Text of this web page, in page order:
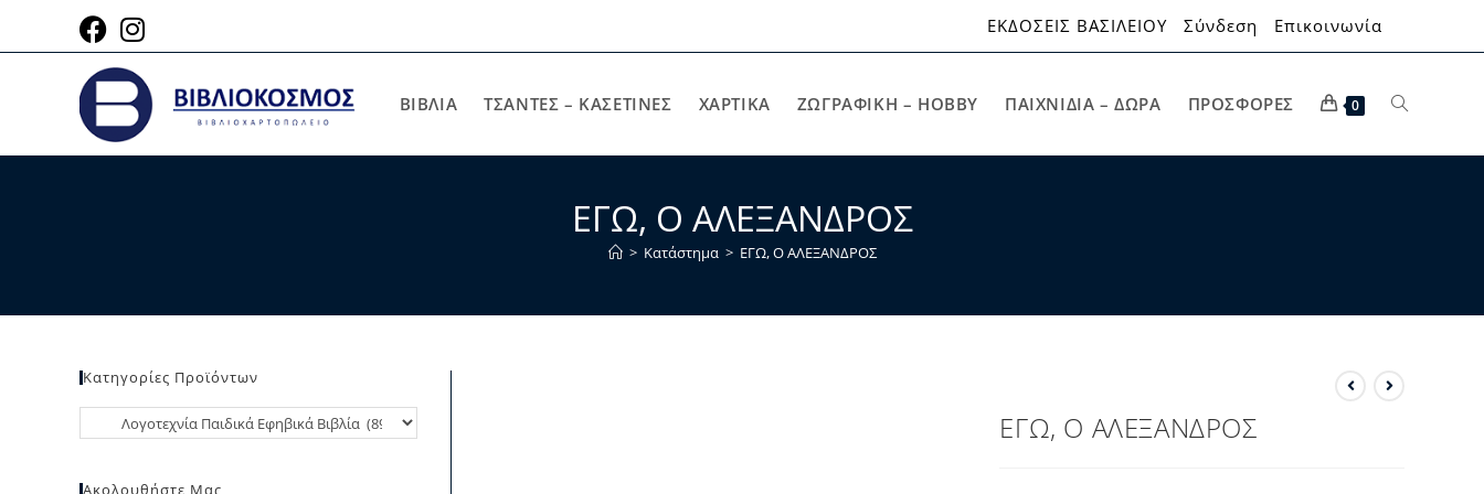
ΕΚΔΟΣΕΙΣ ΒΑΣΙΛΕΙΟΥ Σύνδεση Επικοινωνία
ΒΙΒΛΙΑ ΤΣΑΝΤΕΣ – ΚΑΣΕΤΙΝΕΣ ΧΑΡΤΙΚΆ ΖΩΓΡΑΦΙΚΉ – HOBBY ΠΑΙΧΝΊΔΙΑ – ΔΏΡΑ ΠΡΟΣΦΟΡΈΣ 0
ΕΓΩ, Ο ΑΛΕΞΑΝΔΡΟΣ
> Κατάστημα > ΕΓΩ, Ο ΑΛΕΞΑΝΔΡΟΣ
ΕΓΩ, Ο ΑΛΕΞΑΝΔΡΟΣ
Κατηγορίες Προϊόντων
Ακολουθήστε Μας